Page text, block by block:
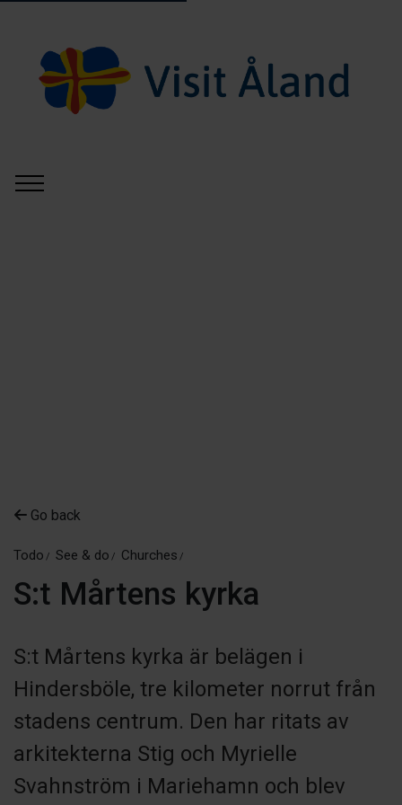
Go back
Todo See & do Churches
S:t Mårtens kyrka
S:t Mårtens kyrka är belägen i
Hindersböle, tre kilometer norrut från
stadens centrum. Den har ritats av
arkitekterna Stig och Myrielle
Svahnström i Mariehamn och blev